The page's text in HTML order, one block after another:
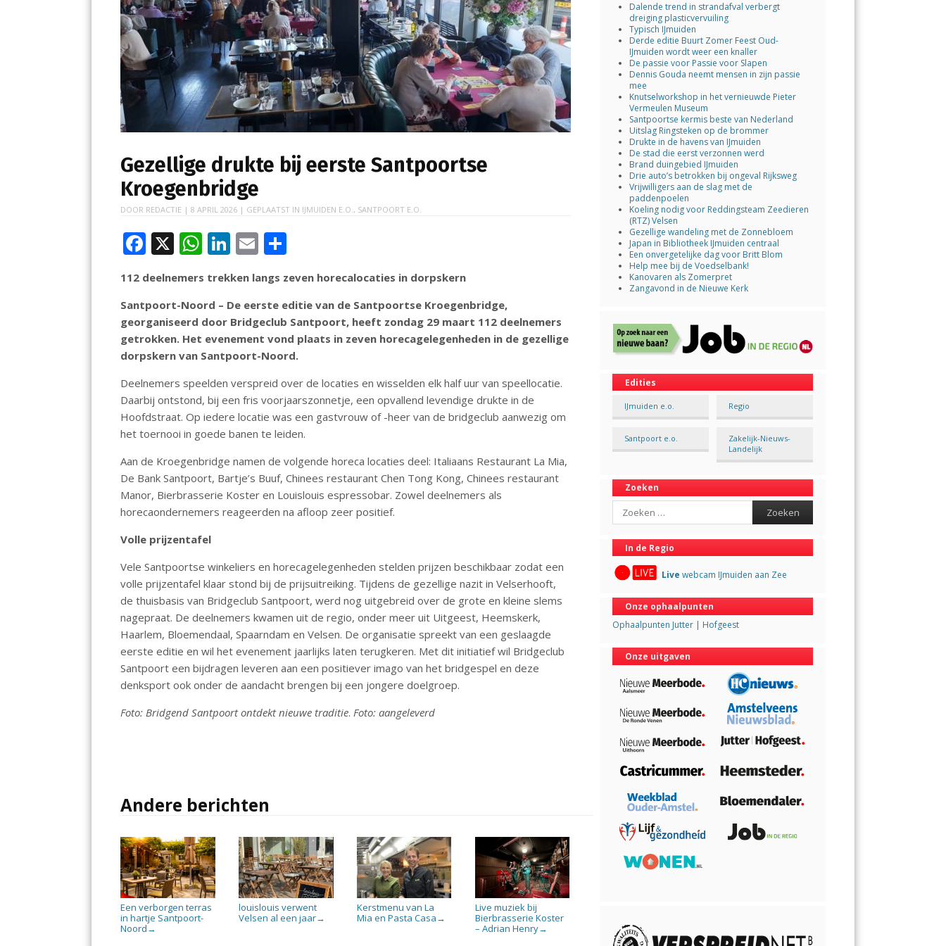
Gezellige drukte bij eerste Santpoortse
Kroegenbridge
DOOR REDACTIE |8 APRIL 2026 | GEPLAATST IN IJMUIDEN E.O., SANTPOORT E.O.
F
ac
e
b
o
o
k
X W
h
at
s
A
p
p
Li
n
k
e
dI
n
E
m
ai
l
e
n
112 deelnemers trekken langs zeven horecalocaties in dorpskern
Santpoort-Noord – De eerste editie van de Santpoortse Kroegenbridge,
georganiseerd door Bridgeclub Santpoort, heeft zondag 29 maart 112 deelnemers
getrokken. Het evenement vond plaats in zeven horecagelegenheden in de gezellige
dorpskern van Santpoort-Noord.
Deelnemers speelden verspreid over de locaties en wisselden elk half uur van speellocatie.
Daarbij ontstond, bij een fris voorjaarszonnetje, een opvallend levendige drukte in de
Hoofdstraat. Op iedere locatie was een gastvrouw of -heer van de bridgeclub aanwezig om
het toernooi in goede banen te leiden.
Aan de Kroegenbridge namen de volgende horeca locaties deel: Italiaans Restaurant La Mia,
De Bank Santpoort, Bartje’s Buuf, Chinees restaurant Chen Tong Kong, Chinees restaurant
Manor, Bierbrasserie Koster en Louislouis espressobar. Zowel deelnemers als
horecaondernemers reageerden na afloop zeer positief.
Volle prijzentafel
Vele Santpoortse winkeliers en horecagelegenheden stelden prijzen beschikbaar zodat een
volle prijzentafel klaar stond bij de prijsuitreiking. Tijdens de gezellige nazit in Velserhooft,
de thuisbasis van Bridgeclub Santpoort, werd nog uitgebreid over de grote en kleine slems
nagepraat. De deelnemers kwamen uit de regio, onder meer uit Uitgeest, Heemskerk,
Haarlem, Bloemendaal, Spaarndam en Velsen. De organisatie spreekt van een geslaagde
eerste editie en wil het evenement jaarlijks laten terugkeren. Met dit initiatief wil Bridgeclub
Santpoort een bijdragen leveren aan een positiever imago van het bridgespel en deze
denksport ook onder de aandacht brengen bij een jongere doelgroep.
Foto: Bridgend Santpoort ontdekt nieuwe traditie. Foto: aangeleverd
Andere berichten
Een verborgen terras
in hartje Santpoort-
Noord →
louislouis verwent
Velsen al een jaar→
Kerstmenu van La
Mia en Pasta Casa →
Live muziek bij
Bierbrasserie Koster
– Adrian Henry→
Dalende trend in strandafval verbergt
dreiging plasticvervuiling
Typisch IJmuiden
Derde editie Buurt Zomer Feest Oud-
IJmuiden wordt weer een knaller
De passie voor Passie voor Slapen
Dennis Gouda neemt mensen in zijn passie
mee
Knutselworkshop in het vernieuwde Pieter
Vermeulen Museum
Santpoortse kermis beste van Nederland
Uitslag Ringsteken op de brommer
Drukte in de havens van IJmuiden
De stad die eerst verzonnen werd
Brand duingebied IJmuiden
Drie auto’s betrokken bij ongeval Rijksweg
Vrijwilligers aan de slag met de
paddenpoelen
Koeling nodig voor Reddingsteam Zeedieren
(RTZ) Velsen
Gezellige wandeling met de Zonnebloem
Japan in Bibliotheek IJmuiden centraal
Een onvergetelijke dag voor Britt Blom
Help mee bij de Voedselbank!
Kanovaren als Zomerpret
Zangavond in de Nieuwe Kerk
Edities
IJmuiden e.o. Regio
Santpoort e.o.
Zakelijk-Nieuws-
Landelijk
Zoeken
Search
In de Regio
Live webcam IJmuiden aan Zee
Onze ophaalpunten
Ophaalpunten Jutter | Hofgeest
Onze uitgaven